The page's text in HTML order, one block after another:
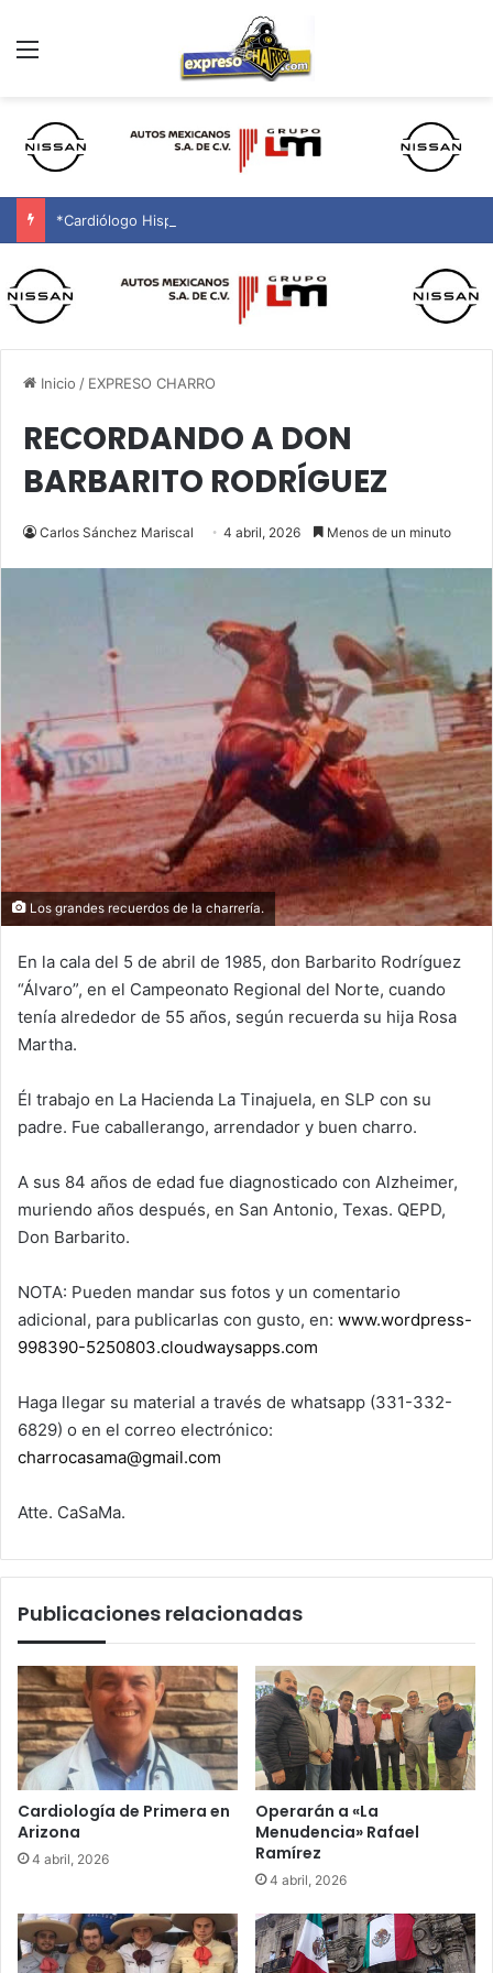
Menú
Inicio / EXPRESO CHARRO
RECORDANDO A DON
BARBARITO RODRÍGUEZ
Carlos Sánchez Mariscal 4 abril, 2026 Menos de un minuto
Los grandes recuerdos de la charrería.
En la cala del 5 de abril de 1985, don Barbarito Rodríguez
“Álvaro”, en el Campeonato Regional del Norte, cuando
tenía alrededor de 55 años, según recuerda su hija Rosa
Martha.
Él trabajo en La Hacienda La Tinajuela, en SLP con su
padre. Fue caballerango, arrendador y buen charro.
A sus 84 años de edad fue diagnosticado con Alzheimer,
muriendo años después, en San Antonio, Texas. QEPD,
Don Barbarito.
NOTA: Pueden mandar sus fotos y un comentario
adicional, para publicarlas con gusto, en: www.wordpress-
998390-5250803.cloudwaysapps.com
Haga llegar su material a través de whatsapp (331-332-
6829) o en el correo electrónico:
charrocasama@gmail.com
Atte. CaSaMa.
Publicaciones relacionadas
Cardiología de Primera en
Arizona
4 abril, 2026
Operarán a «La
Menudencia» Rafael
Ramírez
4 abril, 2026